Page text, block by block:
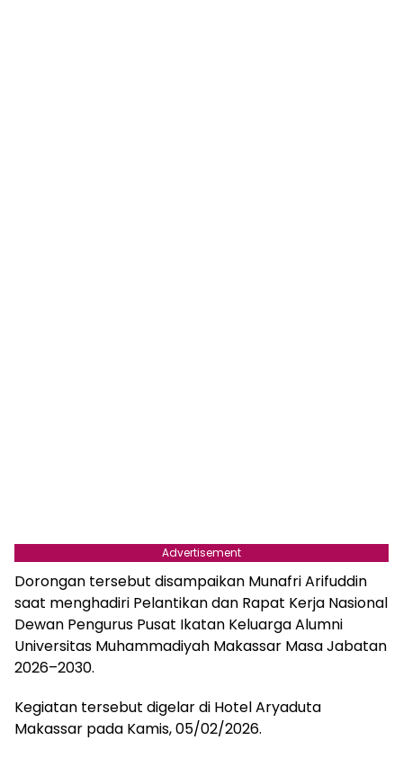
Advertisement
Dorongan tersebut disampaikan Munafri Arifuddin
saat menghadiri Pelantikan dan Rapat Kerja Nasional
Dewan Pengurus Pusat Ikatan Keluarga Alumni
Universitas Muhammadiyah Makassar Masa Jabatan
2026–2030.
Kegiatan tersebut digelar di Hotel Aryaduta
Makassar pada Kamis, 05/02/2026.